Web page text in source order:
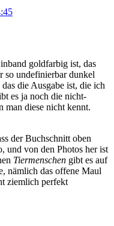
goldfarbig ist, das
so undefinierbar dunkel
die Ausgabe ist, die ich
es ja noch die nicht-
man diese nicht kennt.
der Buchschnitt oben
und von den Photos her ist
Tiermenschen gibt es auf
nämlich das offene Maul
ziemlich perfekt